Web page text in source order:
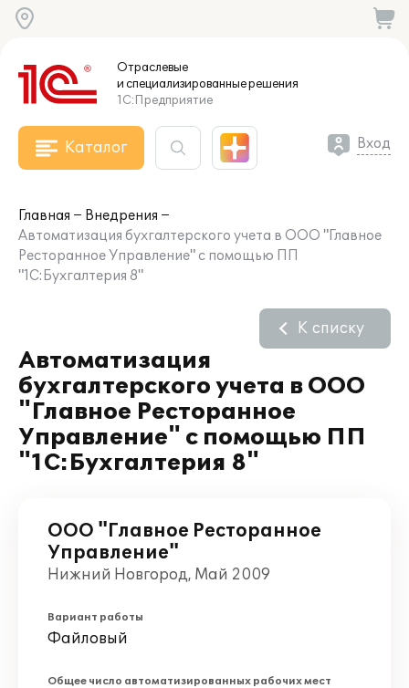
Отраслевые
и специализированныерешения
1С:Предприятие
Каталог Вход
Главная
Внедрения
Автоматизация бухгалтерского учета в ООО "Главное
Ресторанное Управление" с помощью ПП
"1С:Бухгалтерия 8"
Автоматизация
бухгалтерского учета в ООО
"Главное Ресторанное
Управление" с помощью ПП
"1С:Бухгалтерия 8"
К списку
ООО "Главное Ресторанное
Управление"
Нижний Новгород, Май 2009
Вариант работы
Файловый
Общее число автоматизированных рабочих мест